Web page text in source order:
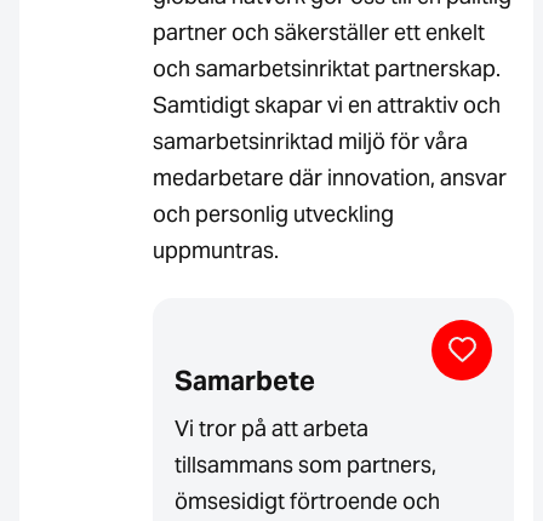
partner och säkerställer ett enkelt
och samarbetsinriktat partnerskap.
Samtidigt skapar vi en attraktiv och
samarbetsinriktad miljö för våra
medarbetare där innovation, ansvar
och personlig utveckling
uppmuntras.
Samarbete
Vi tror på att arbeta
tillsammans som partners,
ömsesidigt förtroende och